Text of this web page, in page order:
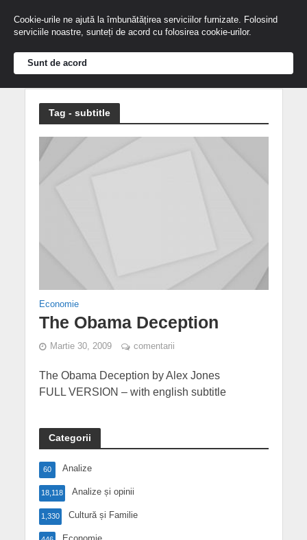
Tag - subtitle
Economie
The Obama Deception
Martie 30, 2009 comentarii
The Obama Deception by Alex Jones
FULL VERSION – with english subtitle
Categorii
Analize
60
Analize și opinii
18,118
Cultură și Familie
1,330
Cookie-urile ne ajută la îmbunătățirea serviciilor furnizate. Folosind
serviciile noastre, sunteți de acord cu folosirea cookie-urilor.
Sunt de acord